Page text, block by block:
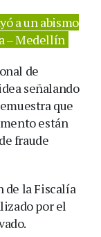
a un abismo
– Medellín
de
señalando
que
están
fraude
de la Fiscalía
por el